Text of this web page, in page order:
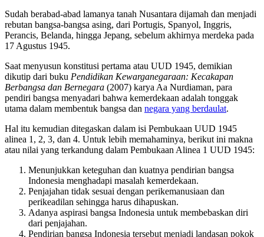
Sudah berabad-abad lamanya tanah Nusantara dijamah dan menjadi
rebutan bangsa-bangsa asing, dari Portugis, Spanyol, Inggris,
Perancis, Belanda, hingga Jepang, sebelum akhirnya merdeka pada
17 Agustus 1945.
Saat menyusun konstitusi pertama atau UUD 1945, demikian
dikutip dari buku Pendidikan Kewarganegaraan: Kecakapan
Berbangsa dan Bernegara (2007) karya Aa Nurdiaman, para
pendiri bangsa menyadari bahwa kemerdekaan adalah tonggak
utama dalam membentuk bangsa dan negara yang berdaulat.
Hal itu kemudian ditegaskan dalam isi Pembukaan UUD 1945
alinea 1, 2, 3, dan 4. Untuk lebih memahaminya, berikut ini makna
atau nilai yang terkandung dalam Pembukaan Alinea 1 UUD 1945:
Menunjukkan keteguhan dan kuatnya pendirian bangsa
Indonesia menghadapi masalah kemerdekaan.
Penjajahan tidak sesuai dengan perikemanusiaan dan
perikeadilan sehingga harus dihapuskan.
Adanya aspirasi bangsa Indonesia untuk membebaskan diri
dari penjajahan.
Pendirian bangsa Indonesia tersebut menjadi landasan pokok